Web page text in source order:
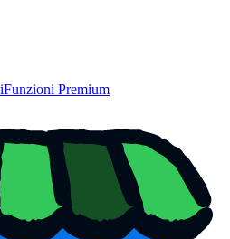
Funzioni Premium